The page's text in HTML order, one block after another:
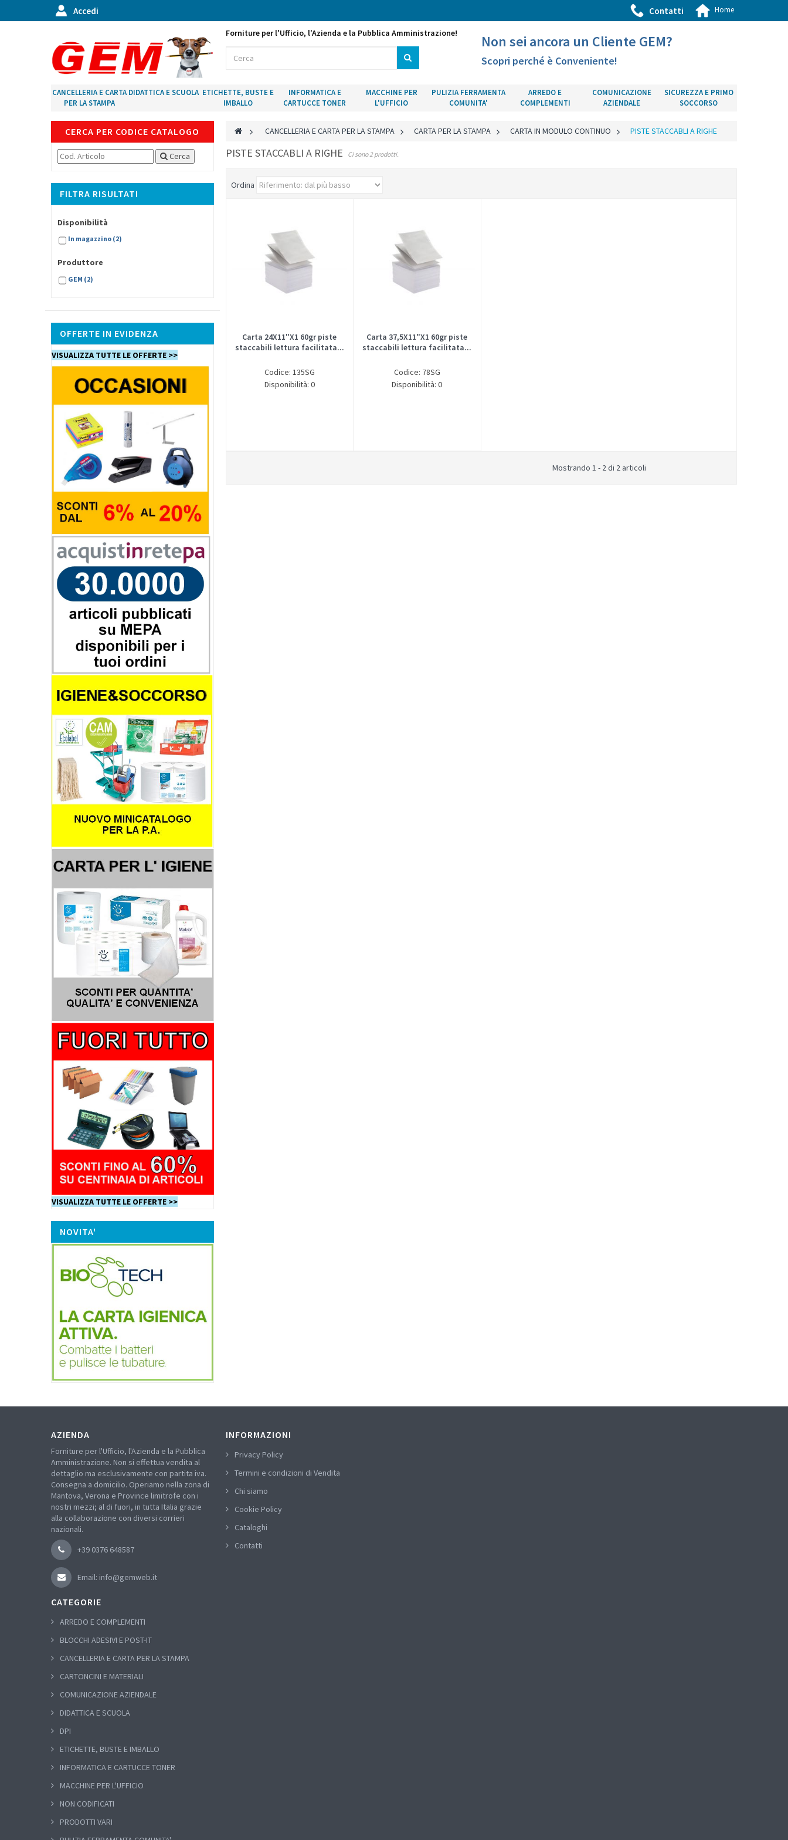
Accedi Contatti Home
Forniture per l'Ufficio, l'Azienda e la Pubblica Amministrazione! Non sei ancora un Cliente GEM?
Scopri perché è Conveniente!
CANCELLERIA E CARTA
PER LA STAMPA
DIDATTICA E SCUOLA ETICHETTE, BUSTE E
IMBALLO
INFORMATICA E
CARTUCCE TONER
MACCHINE PER
L'UFFICIO
PULIZIA FERRAMENTA
COMUNITA'
ARREDO E
COMPLEMENTI
COMUNICAZIONE
AZIENDALE
SICUREZZA E PRIMO
SOCCORSO
CERCA PER CODICE CATALOGO
Cerca
FILTRA RISULTATI
Disponibilità
In magazzino (2)
Produttore
GEM (2)
OFFERTE IN EVIDENZA
VISUALIZZA TUTTE LE OFFERTE >>
VISUALIZZA TUTTE LE OFFERTE >>
NOVITA'
> CANCELLERIA E CARTA PER LA STAMPA > CARTA PER LA STAMPA > CARTA IN MODULO CONTINUO > PISTE STACCABLI A RIGHE
PISTE STACCABLI A RIGHE Ci sono 2 prodotti.
Ordina
Carta 24X11"X1 60gr piste
staccabili lettura facilitata...
Codice: 135SG
Disponibilità: 0
Carta 37,5X11"X1 60gr piste
staccabili lettura facilitata...
Codice: 78SG
Disponibilità: 0
Mostrando 1 - 2 di 2 articoli
AZIENDA
Forniture per l'Ufficio, l'Azienda e la Pubblica
Amministrazione. Non si effettua vendita al
dettaglio ma esclusivamente con partita iva.
Consegna a domicilio. Operiamo nella zona di
Mantova, Verona e Province limitrofe con i
nostri mezzi; al di fuori, in tutta Italia grazie
alla collaborazione con diversi corrieri
nazionali.
+39 0376 648587
Email: info@gemweb.it
INFORMAZIONI
Privacy Policy
Termini e condizioni di Vendita
Chi siamo
Cookie Policy
Cataloghi
Contatti
CATEGORIE
ARREDO E COMPLEMENTI
BLOCCHI ADESIVI E POST-IT
CANCELLERIA E CARTA PER LA STAMPA
CARTONCINI E MATERIALI
COMUNICAZIONE AZIENDALE
DIDATTICA E SCUOLA
DPI
ETICHETTE, BUSTE E IMBALLO
INFORMATICA E CARTUCCE TONER
MACCHINE PER L'UFFICIO
NON CODIFICATI
PRODOTTI VARI